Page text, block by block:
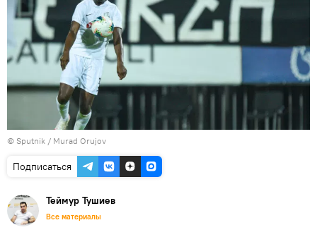
© Sputnik / Murad Orujov
Подписаться
Теймур Тушиев
Все материалы